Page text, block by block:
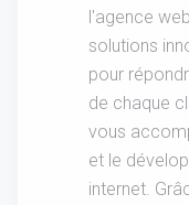
l'agence
solutions
pour
de chaque
vous
et le
internet.